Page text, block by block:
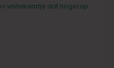
visitekaartje dat hogerop